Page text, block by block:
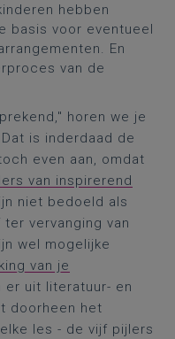
hebben
basis voor eventueel
En
van de
horen we je
is inderdaad de
even aan, omdat
van inspirerend
niet bedoeld als
vervanging van
wel mogelijke
van je
er uit literatuur- en
doorheen het
les - de vijf pijlers